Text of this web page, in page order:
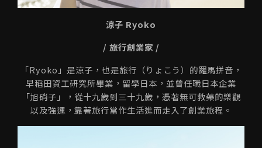
涼子 Ryoko
/ 旅行創業家 /
「Ryoko」是涼子，也是旅行（りょこう）的羅馬拼音，
早稻田資工研究所畢業，留學日本，並曾任職日本企業
「旭硝子」，從十九歲到三十九歲，憑著無可救藥的樂觀
以及強運，靠著旅行當作生活進而走入了創業旅程。